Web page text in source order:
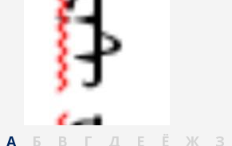
А Б В Г Д Е Ё Ж З